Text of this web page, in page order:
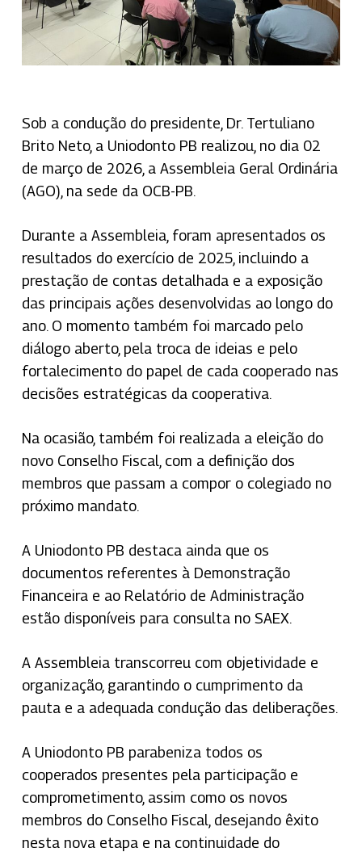
Sob a condução do presidente, Dr. Tertuliano
Brito Neto, a Uniodonto PB realizou, no dia 02
de março de 2026, a Assembleia Geral Ordinária
(AGO), na sede da OCB-PB.
Durante a Assembleia, foram apresentados os
resultados do exercício de 2025, incluindo a
prestação de contas detalhada e a exposição
das principais ações desenvolvidas ao longo do
ano. O momento também foi marcado pelo
diálogo aberto, pela troca de ideias e pelo
fortalecimento do papel de cada cooperado nas
decisões estratégicas da cooperativa.
Na ocasião, também foi realizada a eleição do
novo Conselho Fiscal, com a definição dos
membros que passam a compor o colegiado no
próximo mandato.
A Uniodonto PB destaca ainda que os
documentos referentes à Demonstração
Financeira e ao Relatório de Administração
estão disponíveis para consulta no SAEX.
A Assembleia transcorreu com objetividade e
organização, garantindo o cumprimento da
pauta e a adequada condução das deliberações.
A Uniodonto PB parabeniza todos os
cooperados presentes pela participação e
comprometimento, assim como os novos
membros do Conselho Fiscal, desejando êxito
nesta nova etapa e na continuidade do